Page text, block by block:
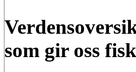
som gir oss fisk